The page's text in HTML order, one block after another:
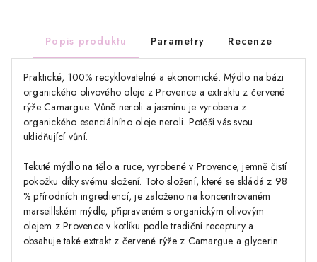
Popis produktu Parametry Recenze
Praktické, 100% recyklovatelné a ekonomické. Mýdlo na bázi
organického olivového oleje z Provence a extraktu z červené
rýže Camargue. Vůně neroli a jasmínu je vyrobena z
organického esenciálního oleje neroli. Potěší vás svou
uklidňující vůní.
Tekuté mýdlo na tělo a ruce, vyrobené v Provence, jemně čistí
pokožku díky svému složení. Toto složení, které se skládá z 98
% přírodních ingrediencí, je založeno na koncentrovaném
marseillském mýdle, připraveném s organickým olivovým
olejem z Provence v kotlíku podle tradiční receptury a
obsahuje také extrakt z červené rýže z Camargue a glycerin.